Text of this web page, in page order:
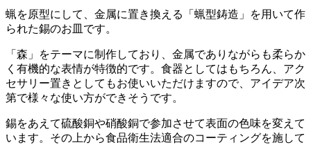
蝋を原型にして、金属に置き換える「蝋型鋳造」を用いて作
られた錫のお皿です。
「森」をテーマに制作しており、金属でありながらも柔らか
く有機的な表情が特徴的です。食器としてはもちろん、アク
セサリー置きとしてもお使いいただけますので、アイデア次
第で様々な使い方ができそうです。
錫をあえて硫酸銅や硝酸銅で参加させて表面の色味を変えて
います。その上から食品衛生法適合のコーティングを施して